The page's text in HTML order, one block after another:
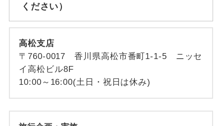
ください）
高松支店
〒760-0017 香川県高松市番町1-1-5 ニッセ
イ高松ビル8F
10:00～16:00(土日・祝日は休み)